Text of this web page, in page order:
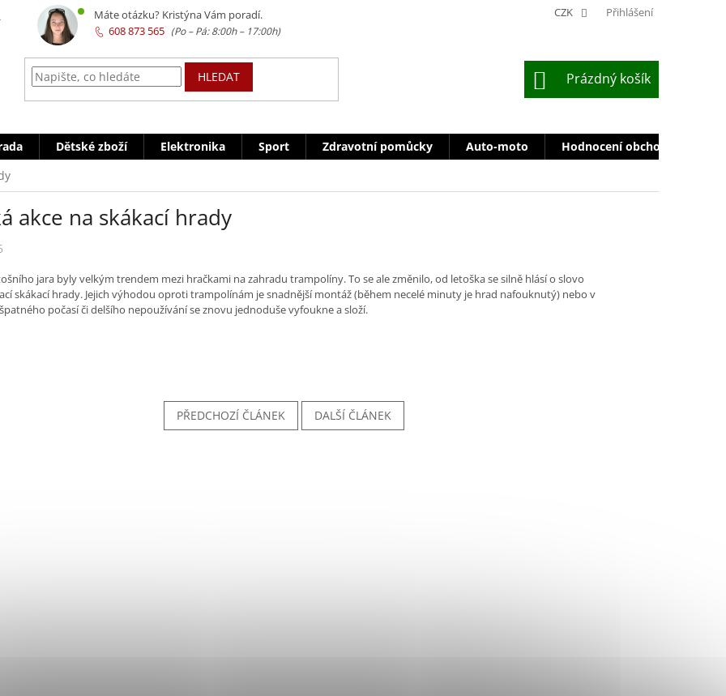
CZK Přihlášení
HLEDAT
NÁKUPNÍ
KOŠÍK
Prázdný košík
Dětské zboží Elektronika Sport Zdravotní pomůcky Auto-moto Hodnocení obchodu
akce na skákací hrady
jara byly velkým trendem mezi hračkami na zahradu trampolíny. To se ale změnilo, od letoška se silně hlásí o slovo
skákací hrady. Jejich výhodou oproti trampolínám je snadnější montáž (během necelé minuty je hrad nafouknutý) nebo v
počasí či delšího nepoužívání se znovu jednoduše vyfoukne a složí.
PŘEDCHOZÍ ČLÁNEK DALŠÍ ČLÁNEK
Máte otázku? Kristýna Vám poradí.
608 873 565